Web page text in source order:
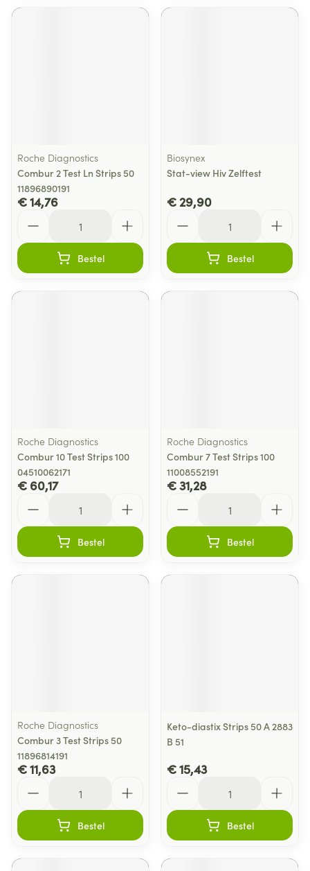
Roche Diagnostics
Combur 2 Test Ln Strips 50
11896890191
€ 14,76
Bestel
Biosynex
Stat-view Hiv Zelftest
€ 29,90
Bestel
Roche Diagnostics
Combur 10 Test Strips 100
04510062171
€ 60,17
Bestel
Roche Diagnostics
Combur 7 Test Strips 100
11008552191
€ 31,28
Bestel
Roche Diagnostics
Combur 3 Test Strips 50
11896814191
€ 11,63
Bestel
Keto-diastix Strips 50 A 2883
B 51
€ 15,43
Bestel